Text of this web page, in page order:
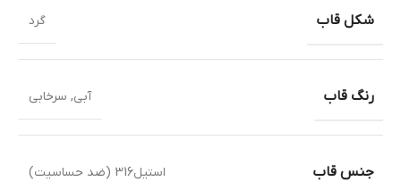
شکل قاب گرد
رنگ قاب آبی, سرخابی
جنس قاب استیل316 (ضد حساسیت)